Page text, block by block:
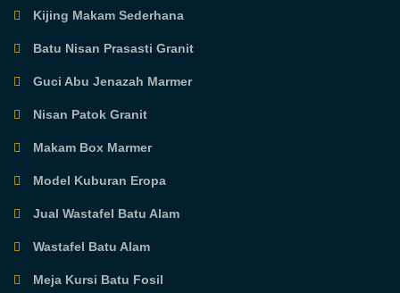
Kijing Makam Sederhana
Batu Nisan Prasasti Granit
Guci Abu Jenazah Marmer
Nisan Patok Granit
Makam Box Marmer
Model Kuburan Eropa
Jual Wastafel Batu Alam
Wastafel Batu Alam
Meja Kursi Batu Fosil